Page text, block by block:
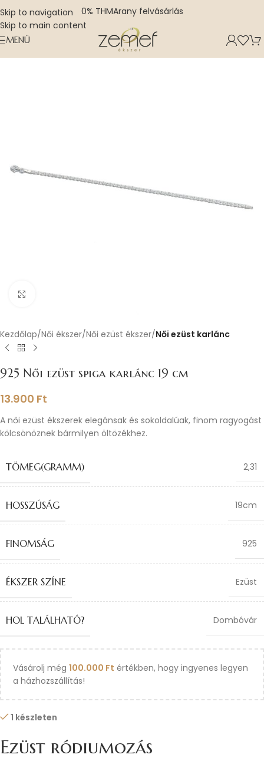
Skip to navigation
Skip to main content
0% THMArany felvásárlás
MENÜ
Kezdőlap Női ékszer Női ezüst ékszer Női ezüst karlánc
925 Női ezüst spiga karlánc 19 cm
13.900 Ft
A női ezüst ékszerek elegánsak és sokoldalúak, finom ragyogást
kölcsönöznek bármilyen öltözékhez.
TÖMEG(GRAMM) 2,31
HOSSZÚSÁG 19cm
FINOMSÁG 925
ÉKSZER SZÍNE Ezüst
HOL TALÁLHATÓ? Dombóvár
Vásárolj még 100.000 Ft értékben, hogy ingyenes legyen
a házhozszállítás!
1 készleten
Ezüst ródiumozás